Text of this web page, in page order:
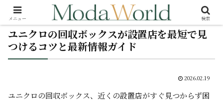
ユニクロの回収ボックスが設置店を最短で見
つけるコツと最新情報ガイド
2026.02.19
ユニクロの回収ボックス、近くの設置店がすぐ見つからず困
メニュー 検索